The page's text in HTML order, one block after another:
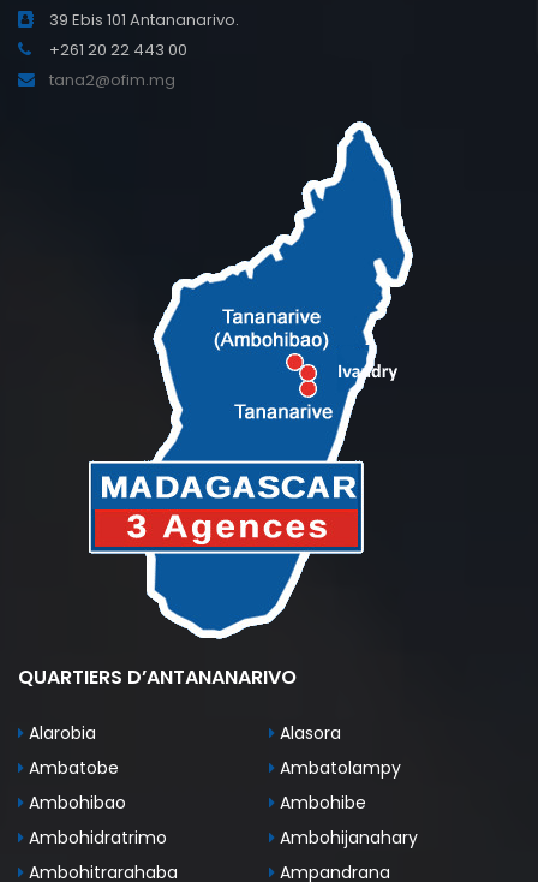
39 Ebis 101 Antananarivo.
+261 20 22 443 00
tana2@ofim.mg
QUARTIERS D’ANTANANARIVO
Alarobia
Alasora
Ambatobe
Ambatolampy
Ambohibao
Ambohibe
Ambohidratrimo
Ambohijanahary
Ambohitrarahaba
Ampandrana